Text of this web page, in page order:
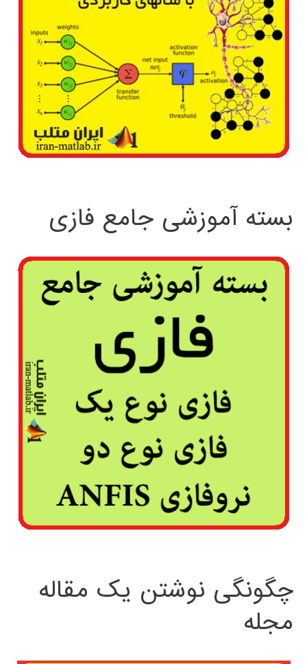
بسته آموزشی جامع فازی
چگونگی نوشتن یک مقاله
مجله